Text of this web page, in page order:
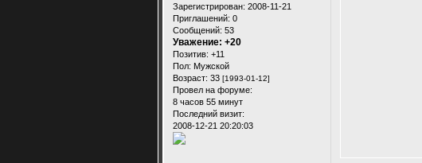
Зарегистрирован: 2008-11-21
Приглашений: 0
Сообщений: 53
Уважение: +20
Позитив: +11
Пол: Мужской
Возраст: 33 [1993-01-12]
Провел на форуме:
8 часов 55 минут
Последний визит:
2008-12-21 20:20:03